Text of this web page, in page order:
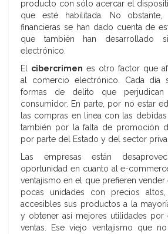
producto con sólo acercar el
que esté habilitada. No obstante,
financieras se han dado cuenta de
que también han desarrollado
electrónico.
El cibercrimen es otro factor que
al comercio electrónico. Cada día
formas de delito que perjudican
consumidor. En parte, por no estar
las compras en línea con las
también por la falta de promoción
por parte del Estado y del sector
Las empresas están
oportunidad en cuanto al e-
ventajismo en el que prefieren
pocas unidades con precios
accesibles sus productos a la
y obtener así mejores utilidades
ventas. Ese viejo ventajismo que